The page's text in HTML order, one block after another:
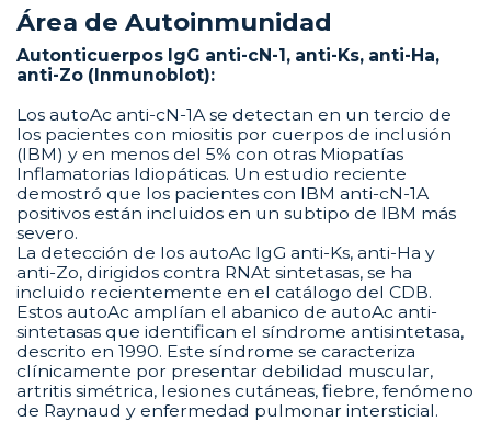
Área de Autoinmunidad
Autonticuerpos IgG anti-cN-1, anti-Ks, anti-Ha,
anti-Zo (Inmunoblot):
Los autoAc anti-cN-1A se detectan en un tercio de
los pacientes con miositis por cuerpos de inclusión
(IBM) y en menos del 5% con otras Miopatías
Inflamatorias Idiopáticas. Un estudio reciente
demostró que los pacientes con IBM anti-cN-1A
positivos están incluidos en un subtipo de IBM más
severo.
La detección de los autoAc IgG anti-Ks, anti-Ha y
anti-Zo, dirigidos contra RNAt sintetasas, se ha
incluido recientemente en el catálogo del CDB.
Estos autoAc amplían el abanico de autoAc anti-
sintetasas que identifican el síndrome antisintetasa,
descrito en 1990. Este síndrome se caracteriza
clínicamente por presentar debilidad muscular,
artritis simétrica, lesiones cutáneas, fiebre, fenómeno
de Raynaud y enfermedad pulmonar intersticial.